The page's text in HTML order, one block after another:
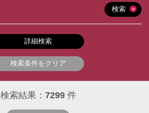
検索
詳細検索
検索条件をクリア
検索結果： 7299 件